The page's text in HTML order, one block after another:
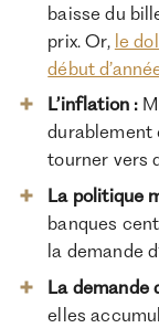
baisse du
prix. Or, le
début
L’inflation :
durablement
tourner vers
La politique
banques
la demande
La demande
elles